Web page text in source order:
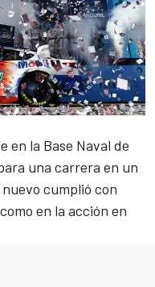
en la Base Naval de
una carrera en un
cumplió con
en la acción en